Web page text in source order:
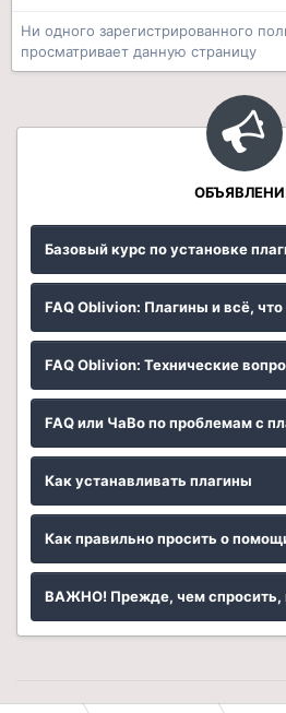
Ни одного зарегистрированного
просматривает данную страницу
Базовый курс по установке
FAQ Oblivion: Плагины и всё,
FAQ Oblivion: Технические
FAQ или ЧаВо по проблемам с
Как устанавливать плагины
Как правильно просить о
ВАЖНО! Прежде, чем спросить,